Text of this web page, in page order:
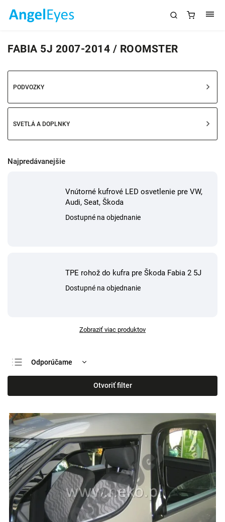
FABIA 5J 2007-2014 / ROOMSTER
PODVOZKY
SVETLÁ A DOPLNKY
Najpredávanejšie
Vnútorné kufrové LED osvetlenie pre VW,
Audi, Seat, Škoda
Dostupné na objednanie
TPE rohož do kufra pre Škoda Fabia 2 5J
Dostupné na objednanie
Zobraziť viac produktov
Odporúčame
Najlacnejšie
Najdrahšie
Abecedne
Otvoriť filter